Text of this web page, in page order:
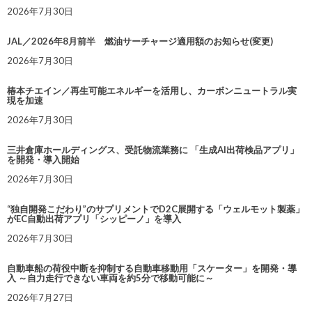
2026年7月30日
JAL／2026年8月前半 燃油サーチャージ適用額のお知らせ(変更)
2026年7月30日
椿本チエイン／再生可能エネルギーを活用し、カーボンニュートラル実
現を加速
2026年7月30日
三井倉庫ホールディングス、受託物流業務に 「生成AI出荷検品アプリ」
を開発・導入開始
2026年7月30日
“独自開発こだわり”のサプリメントでD2C展開する「ウェルモット製薬」
がEC自動出荷アプリ「シッピーノ」を導入
2026年7月30日
自動車船の荷役中断を抑制する自動車移動用「スケーター」を開発・導
入 ～自力走行できない車両を約5分で移動可能に～
2026年7月27日